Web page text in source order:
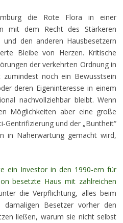
die Rote Flora in einer
mit dem Recht des Stärkeren
den anderen Hausbesetzern
Bleibe von Herzen. Kritische
der verkehrten Ordnung in
noch ein Bewusstsein
deren Eigeninteresse in einem
nachvollziehbar bleibt. Wenn
Möglichkeiten aber eine große
Gentrifizierung und der „Buntheit“
in Naherwartung gemacht wird,
ein Investor in den 1990-ern für
besetzte Haus mit zahlreichen
die Verpflichtung, alles beim
Besetzer vorher den
ließen, warum sie nicht selbst